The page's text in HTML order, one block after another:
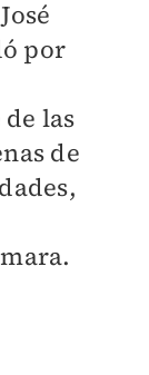
por
las
de